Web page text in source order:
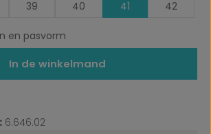
39 40 41 42
en pasvorm
In de winkelmand
6.646.02